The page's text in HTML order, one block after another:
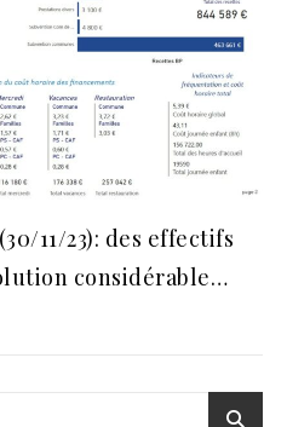
11/23): des effectifs
considérable…